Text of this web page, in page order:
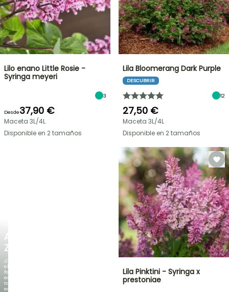
AGAPANTHUS
ZAMBEZI
¡Cuando
el
follaje
es
tan
espectacular
Lilo enano Little Rosie -
Syringa meyeri
3
Desde37,90 €
Maceta 3L/4L
Disponible en 2 tamaños
Lila Bloomerang Dark Purple
DESCUBRIR
12
27,50 €
Maceta 3L/4L
Disponible en 2 tamaños
Lila Pinktini - Syringa x
prestoniae